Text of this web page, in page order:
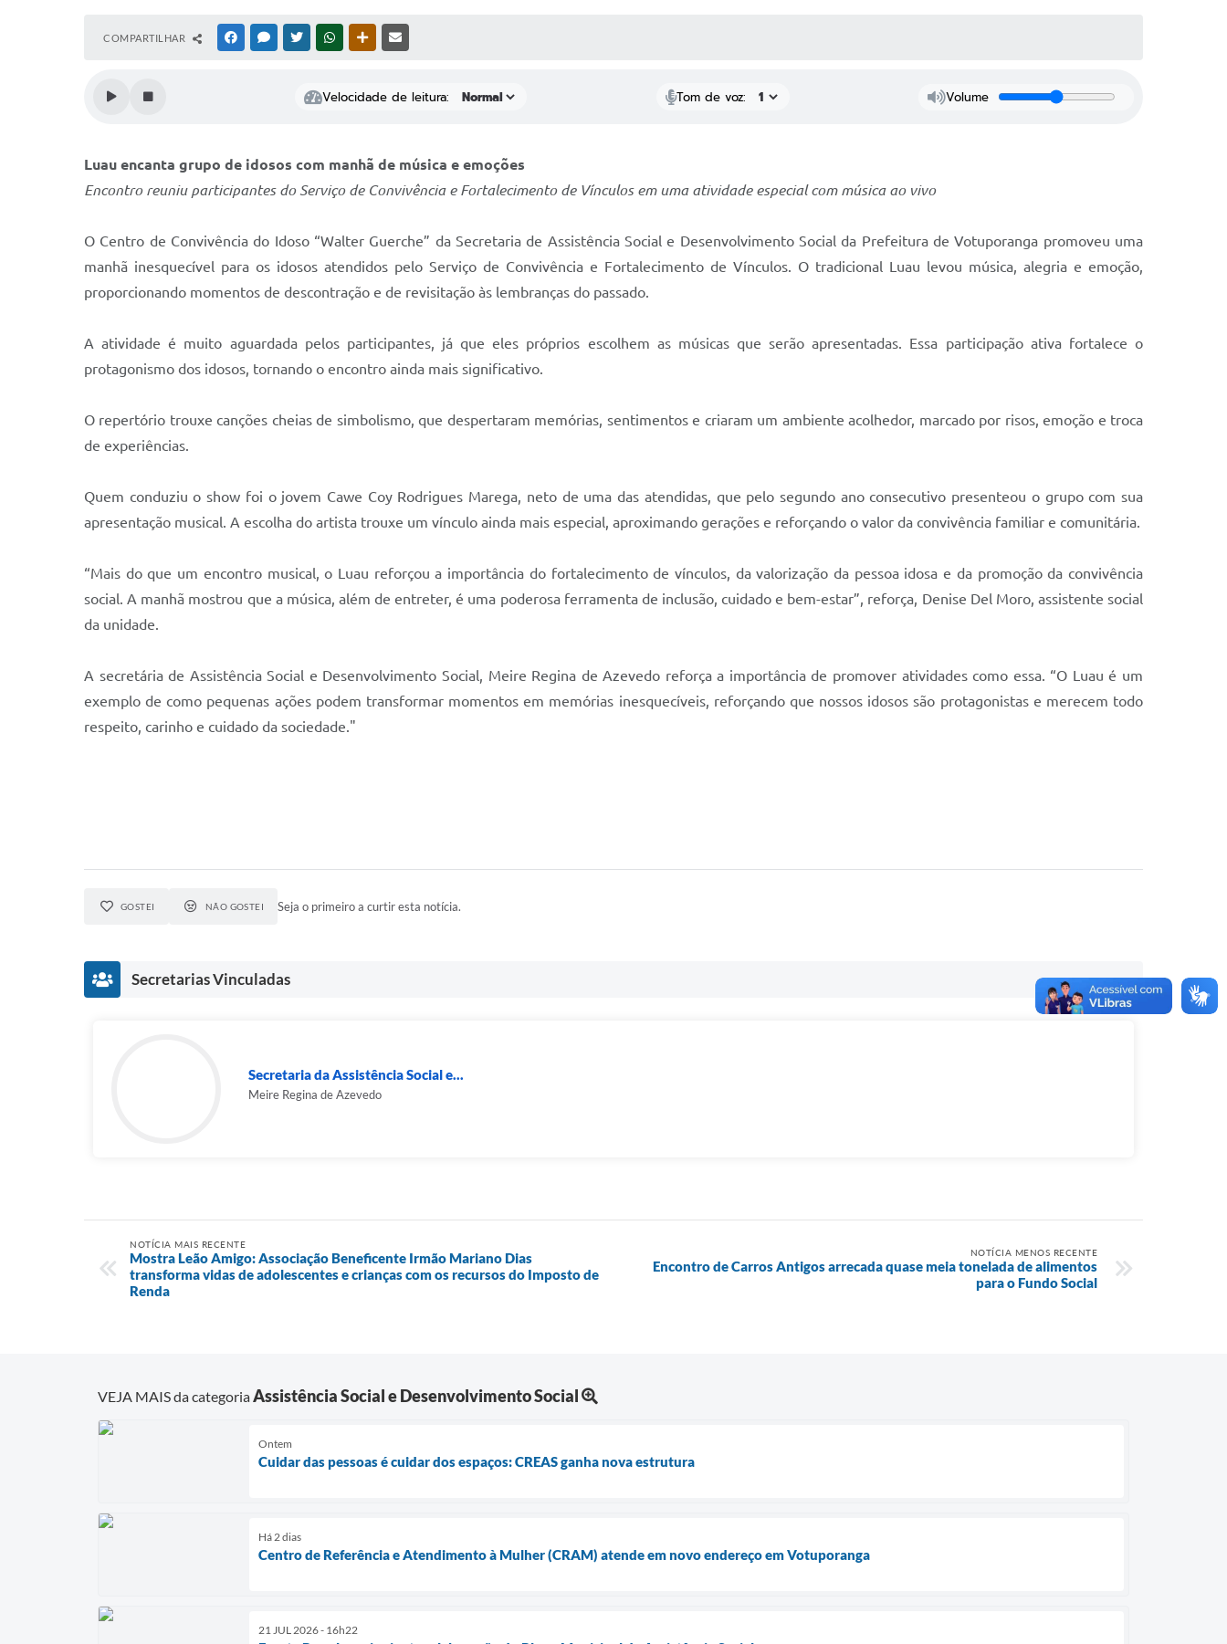
COMPARTILHAR FACEBOOKMESSENGER
TWITTERWHATSAPPOUTRAS MÍDIAS
Velocidade de leitura: Tom de voz: Volume
Luau encanta grupo de idosos com manhã de música e emoções
Encontro reuniu participantes do Serviço de Convivência e Fortalecimento de Vínculos em uma atividade especial com música ao vivo
O Centro de Convivência do Idoso “Walter Guerche” da Secretaria de Assistência Social e Desenvolvimento Social da Prefeitura de Votuporanga promoveu uma
manhã inesquecível para os idosos atendidos pelo Serviço de Convivência e Fortalecimento de Vínculos. O tradicional Luau levou música, alegria e emoção,
proporcionando momentos de descontração e de revisitação às lembranças do passado.
A atividade é muito aguardada pelos participantes, já que eles próprios escolhem as músicas que serão apresentadas. Essa participação ativa fortalece o
protagonismo dos idosos, tornando o encontro ainda mais significativo.
O repertório trouxe canções cheias de simbolismo, que despertaram memórias, sentimentos e criaram um ambiente acolhedor, marcado por risos, emoção e troca
de experiências.
Quem conduziu o show foi o jovem Cawe Coy Rodrigues Marega, neto de uma das atendidas, que pelo segundo ano consecutivo presenteou o grupo com sua
apresentação musical. A escolha do artista trouxe um vínculo ainda mais especial, aproximando gerações e reforçando o valor da convivência familiar e comunitária.
“Mais do que um encontro musical, o Luau reforçou a importância do fortalecimento de vínculos, da valorização da pessoa idosa e da promoção da convivência
social. A manhã mostrou que a música, além de entreter, é uma poderosa ferramenta de inclusão, cuidado e bem-estar”, reforça, Denise Del Moro, assistente social
da unidade.
A secretária de Assistência Social e Desenvolvimento Social, Meire Regina de Azevedo reforça a importância de promover atividades como essa. “O Luau é um
exemplo de como pequenas ações podem transformar momentos em memórias inesquecíveis, reforçando que nossos idosos são protagonistas e merecem todo
respeito, carinho e cuidado da sociedade."
GOSTEI NÃO GOSTEI Seja o primeiro a curtir esta notícia.
Secretarias Vinculadas
Secretaria da Assistência Social e...
Meire Regina de Azevedo
NOTÍCIA MAIS RECENTE
Mostra Leão Amigo: Associação Beneficente Irmão Mariano Dias
transforma vidas de adolescentes e crianças com os recursos do Imposto de
Renda
NOTÍCIA MENOS RECENTE
Encontro de Carros Antigos arrecada quase meia tonelada de alimentos
para o Fundo Social
VEJA MAIS da categoriaAssistência Social e Desenvolvimento Social
Ontem
Cuidar das pessoas é cuidar dos espaços: CREAS ganha nova estrutura
Há 2 dias
Centro de Referência e Atendimento à Mulher (CRAM) atende em novo endereço em Votuporanga
21 JUL 2026 - 16h22